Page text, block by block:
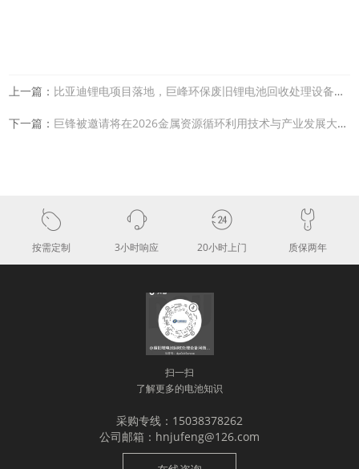
上一篇： 比亚迪锂电项目落地，巨峰环保废旧锂电池回收处理设备助力锂电回收新生态
下一篇： 巨锋被邀请将在2026金属资源循环利用技术与产业发展大会发表演讲
按需定制 3小时响应 20小时上门 质保两年
扫一扫
了解更多的电池知识
采购专线：15038378262
公司邮箱：hnjufeng@126.com